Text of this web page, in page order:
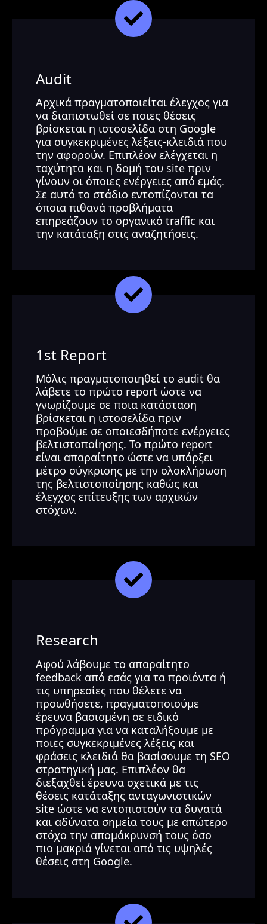
Audit
Αρχικά πραγματοποιείται έλεγχος για
να διαπιστωθεί σε ποιες θέσεις
βρίσκεται η ιστοσελίδα στη Google
για συγκεκριμένες λέξεις-κλειδιά που
την αφορούν. Επιπλέον ελέγχεται η
ταχύτητα και η δομή του site πριν
γίνουν οι όποιες ενέργειες από εμάς.
Σε αυτό το στάδιο εντοπίζονται τα
όποια πιθανά προβλήματα
επηρεάζουν το οργανικό traffic και
την κατάταξη στις αναζητήσεις.
1st Report
Μόλις πραγματοποιηθεί το audit θα
λάβετε το πρώτο report ώστε να
γνωρίζουμε σε ποια κατάσταση
βρίσκεται η ιστοσελίδα πριν
προβούμε σε οποιεσδήποτε ενέργειες
βελτιστοποίησης. Το πρώτο report
είναι απαραίτητο ώστε να υπάρξει
μέτρο σύγκρισης με την ολοκλήρωση
της βελτιστοποίησης καθώς και
έλεγχος επίτευξης των αρχικών
στόχων.
Research
Αφού λάβουμε το απαραίτητο
feedback από εσάς για τα προϊόντα ή
τις υπηρεσίες που θέλετε να
προωθήσετε, πραγματοποιούμε
έρευνα βασισμένη σε ειδικό
πρόγραμμα για να καταλήξουμε με
ποιες συγκεκριμένες λέξεις και
φράσεις κλειδιά θα βασίσουμε τη SEO
στρατηγική μας. Επιπλέον θα
διεξαχθεί έρευνα σχετικά με τις
θέσεις κατάταξης ανταγωνιστικών
site ώστε να εντοπιστούν τα δυνατά
και αδύνατα σημεία τους με απώτερο
στόχο την απομάκρυνσή τους όσο
πιο μακριά γίνεται από τις υψηλές
θέσεις στη Google.